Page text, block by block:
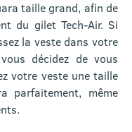
taille grand, afin de
du gilet Tech-Air. Si
la veste dans votre
décidez de vous
votre veste une taille
parfaitement, même